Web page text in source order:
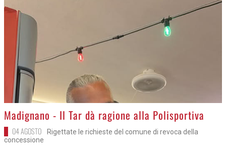
>Madignano - Il Tar dà ragione alla Polisportiva
04 AGOSTO
Rigettate le richieste del comune di revoca della
concessione